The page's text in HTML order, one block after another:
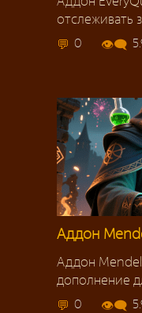
отслеживать
0
Аддон
Аддон
дополнение
0